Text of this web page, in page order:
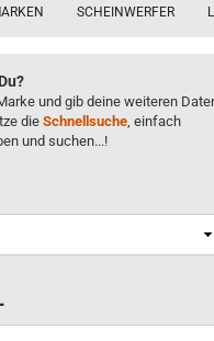
SCHEINWERFER
und gib deine weiteren
dieSchnellsuche, einfach
und suchen...!